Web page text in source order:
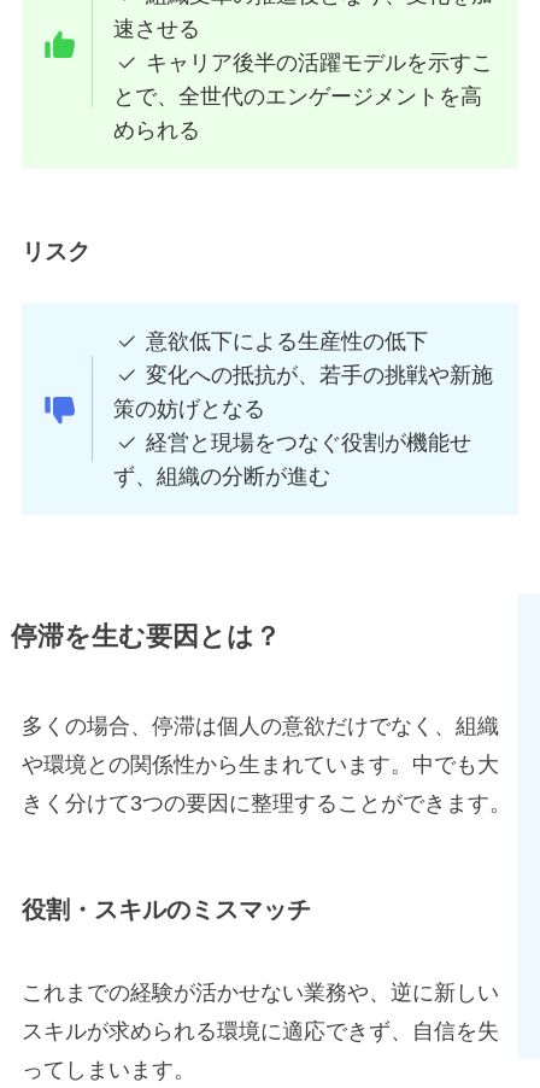
速させる
キャリア後半の活躍モデルを示すこ
とで、全世代のエンゲージメントを高
められる
リスク
意欲低下による生産性の低下
変化への抵抗が、若手の挑戦や新施
策の妨げとなる
経営と現場をつなぐ役割が機能せ
ず、組織の分断が進む
停滞を生む要因とは ？
多くの場合、停滞は個人の意欲だけでなく、組織
や環境との関係性から生まれています。中でも大
きく分けて3つの要因に整理することができます。
役割・スキルのミスマッチ
これまでの経験が活かせない業務や、逆に新しい
スキルが求められる環境に適応できず、自信を失
ってしまいます。